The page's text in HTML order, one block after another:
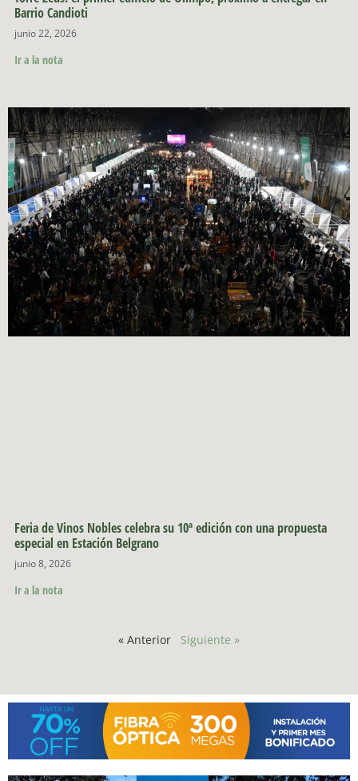
Barrio Candioti
junio 22, 2026
Ir a la nota
Feria de Vinos Nobles celebra su 10ª edición con una propuesta
especial en Estación Belgrano
junio 8, 2026
Ir a la nota
« Anterior Siguiente »